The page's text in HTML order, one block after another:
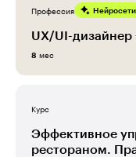
Профессия Нейросети
UX/UI-дизайнер
8 мес
Курс
Эффективное
рестораном.